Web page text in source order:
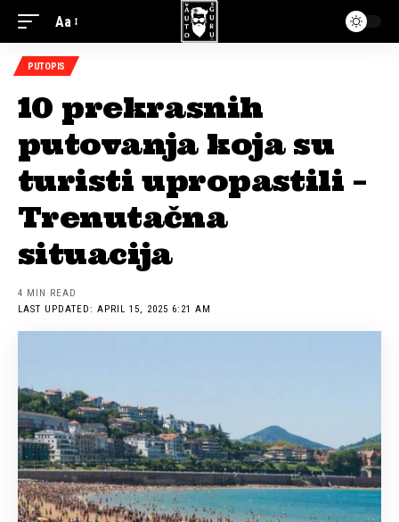
Aa
PUTOPIS
10 prekrasnih
putovanja koja su
turisti upropastili –
Trenutačna
situacija
LAST UPDATED: APRIL 15, 2025 6:21 AM
4 MIN READ